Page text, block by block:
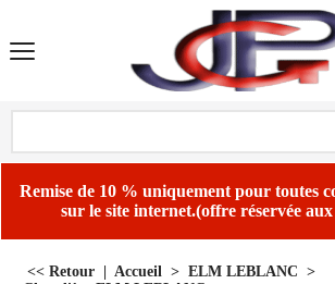
Remise de 10 % uniquement pour toutes
sur le site internet.(offre réservée
<< Retour Accueil > ELM LEBLANC >